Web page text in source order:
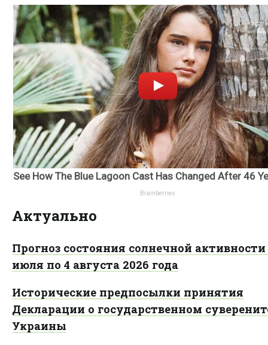
Актуально
Прогноз состояния солнечной активности
июля по 4 августа 2026 года
Исторические предпосылки принятия
Декларации о государственном
Украины